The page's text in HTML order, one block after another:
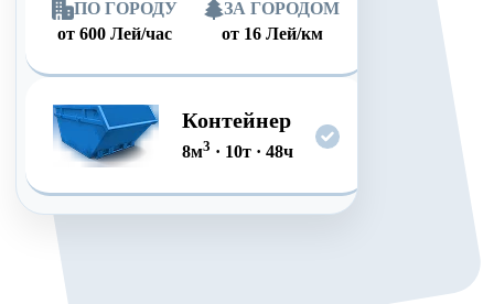
ПО ГОРОДУ
от 600 Лей/час
ЗА ГОРОДОМ
от 16 Лей/км
Контейнер
8м3 · 10т· 48ч